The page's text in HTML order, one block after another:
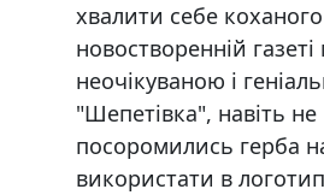
хвалити себе
новостворенній газеті
неочікуваною і
"Шепетівка", навіть не
посоромились герба
використати в